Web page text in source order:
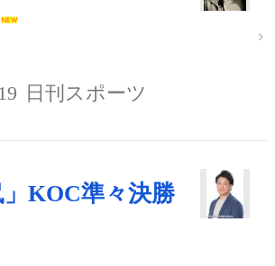
日刊スポーツ
」KOC準々決勝